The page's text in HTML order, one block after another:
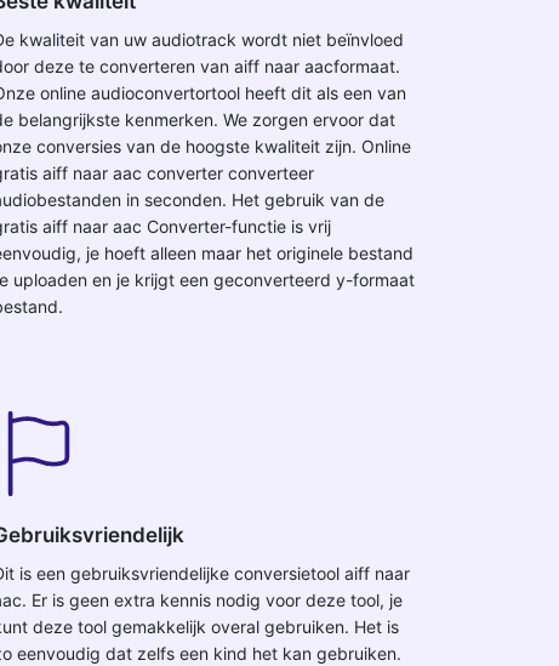
kwaliteit van uw audiotrack wordt niet beïnvloed
deze te converteren van aiff naar aacformaat.
online audioconvertortool heeft dit als een van
belangrijkste kenmerken. We zorgen ervoor dat
conversies van de hoogste kwaliteit zijn. Online
aiff naar aac converter converteer
in seconden. Het gebruik van de
aiff naar aac Converter-functie is vrij
je hoeft alleen maar het originele bestand
uploaden en je krijgt een geconverteerd y-formaat
is een gebruiksvriendelijke conversietool aiff naar
Er is geen extra kennis nodig voor deze tool, je
deze tool gemakkelijk overal gebruiken. Het is
eenvoudig dat zelfs een kind het kan gebruiken.